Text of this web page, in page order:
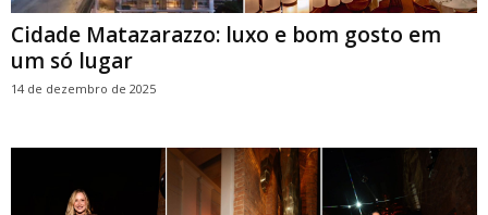
Cidade Matazarazzo: luxo e bom gosto em
um só lugar
14 de dezembro de 2025